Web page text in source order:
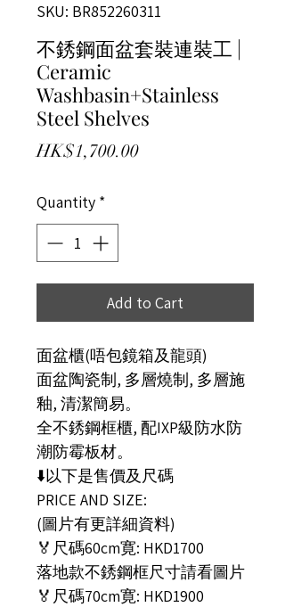
SKU: BR852260311
不銹鋼面盆套裝連裝工 |
Ceramic
Washbasin+Stainless
Steel Shelves
HK$1,700.00Price
Quantity *
Add to Cart
面盆櫃(唔包鏡箱及龍頭)
面盆陶瓷制, 多層燒制, 多層施
釉, 清潔簡易。
全不銹鋼框櫃, 配IXP級防水防
潮防霉板材。
⬇️以下是售價及尺碼
PRICE AND SIZE:
(圖片有更詳細資料)
🏅尺碼60cm寛: HKD1700
落地款不銹鋼框尺寸請看圖片
🏅尺碼70cm寛: HKD1900